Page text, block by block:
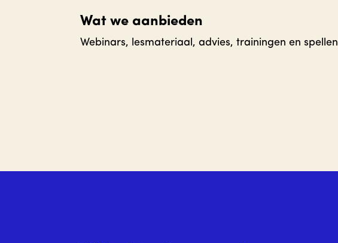
Wat we aanbieden
Webinars, lesmateriaal, advies, trainingen en spellen